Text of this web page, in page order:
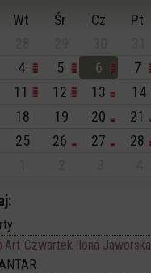
Wt Śr Cz Pt
4 5 6 7
11 12 13 14
18 19 20 21
25 26 27 28
Art-Czwartek Ilona Jaworska